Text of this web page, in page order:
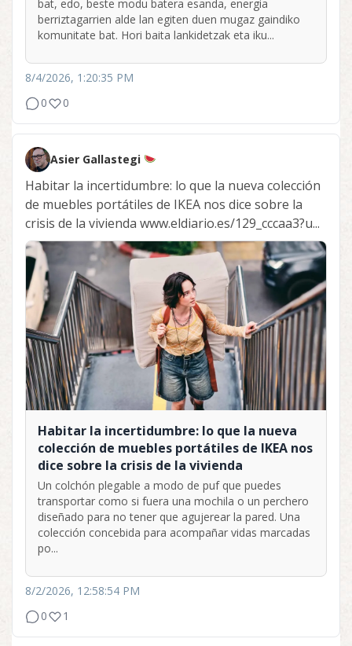
bat, edo, beste modu batera esanda, energia
berriztagarrien alde lan egiten duen mugaz gaindiko
komunitate bat. Hori baita lankidetzak eta iku...
8/4/2026, 1:20:35 PM
0
0
Asier Gallastegi
Habitar la incertidumbre: lo que la nueva colección
de muebles portátiles de IKEA nos dice sobre la
crisis de la vivienda www.eldiario.es/129_cccaa3?u...
Habitar la incertidumbre: lo que la nueva
colección de muebles portátiles de IKEA nos
dice sobre la crisis de la vivienda
Un colchón plegable a modo de puf que puedes
transportar como si fuera una mochila o un perchero
diseñado para no tener que agujerear la pared. Una
colección concebida para acompañar vidas marcadas
po...
8/2/2026, 12:58:54 PM
0
1